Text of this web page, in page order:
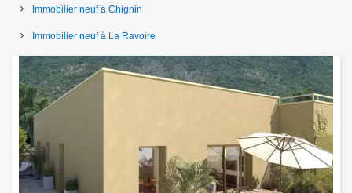
Immobilier neuf à Chignin
Immobilier neuf à La Ravoire